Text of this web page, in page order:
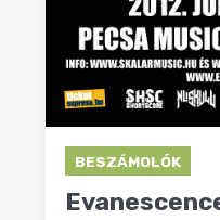
BESZÁMOLÓK